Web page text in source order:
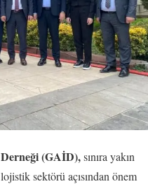
(GAİD),sınıra yakın
sektörü açısından önem